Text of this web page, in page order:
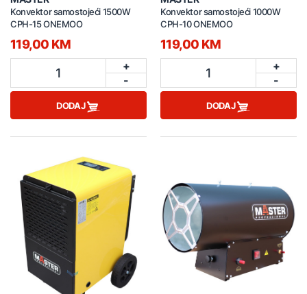
Konvektor samostojeći 1500W
CPH-15 ONEMOO
119,00 KM
1
+
-
DODAJ
Konvektor samostojeći 1000W
CPH-10 ONEMOO
119,00 KM
1
+
-
DODAJ